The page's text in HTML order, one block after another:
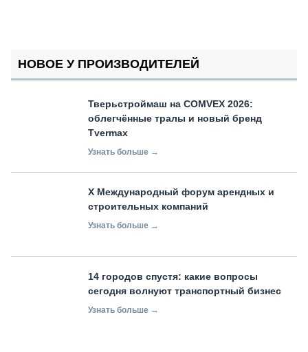
НОВОЕ У ПРОИЗВОДИТЕЛЕЙ
Тверьстроймаш на COMVEX 2026:
облегчённые тралы и новый бренд
Tvermax
Узнать больше →
X Международный форум арендных и
строительных компаний
Узнать больше →
14 городов спустя: какие вопросы
сегодня волнуют транспортный бизнес
Узнать больше →